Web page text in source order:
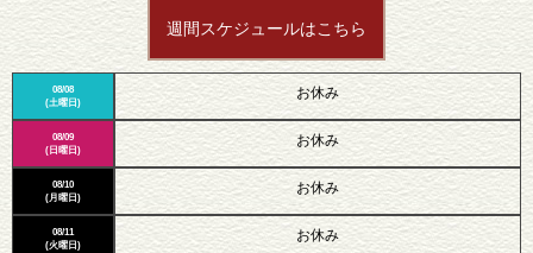
週間スケジュールはこちら
08/08
(土曜日)
08/09
(日曜日)
08/10
(月曜日)
08/11
(火曜日)
お休み
お休み
お休み
お休み